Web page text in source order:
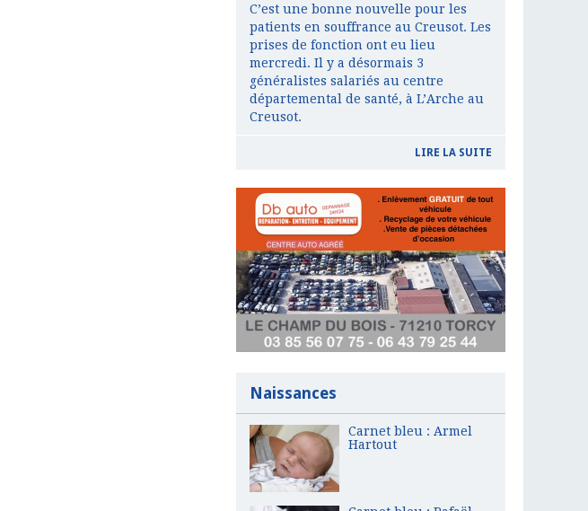
C’est une bonne nouvelle pour les
patients en souffrance au Creusot. Les
prises de fonction ont eu lieu
mercredi. Il y a désormais 3
généralistes salariés au centre
départemental de santé, à L’Arche au
Creusot.
LIRE LA SUITE
Naissances
Carnet bleu : Armel
Hartout